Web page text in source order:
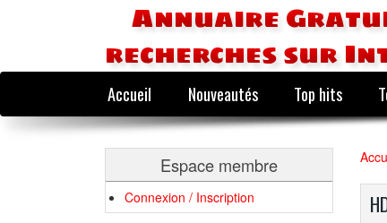
Annuaire
recherches sur
Accueil Nouveautés Top hits
Espace membre
Connexion / Inscription